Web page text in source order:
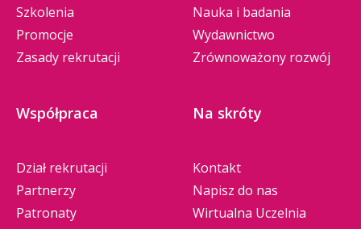
Szkolenia
Promocje
Zasady rekrutacji
Nauka i badania
Wydawnictwo
Zrównoważony rozwój
Współpraca
Dział rekrutacji
Partnerzy
Patronaty
Na skróty
Kontakt
Napisz do nas
Wirtualna Uczelnia